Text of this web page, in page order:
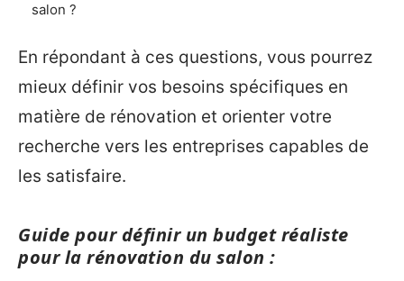
salon ?
En répondant à ces questions, vous pourrez
mieux définir vos besoins spécifiques en
matière de rénovation et orienter votre
recherche vers les entreprises capables de
les satisfaire.
Guide pour définir un budget réaliste
pour la rénovation du salon :